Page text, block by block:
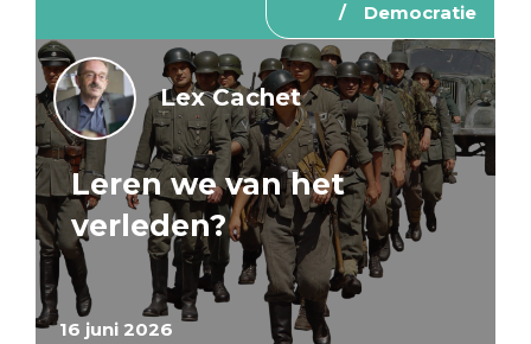
Democratie
16 juni 2026
Lex Cachet
Leren we van het
verleden?